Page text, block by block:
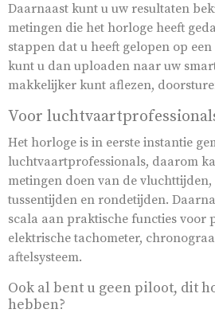
Daarnaast kunt u uw resultaten
metingen die het horloge heeft
stappen dat u heeft gelopen op
kunt u dan uploaden naar uw
makkelijker kunt aflezen,
Voor
Het horloge is in eerste instantie
luchtvaartprofessionals, daarom
metingen doen van de
tussentijden en rondetijden.
scala aan praktische functies voor
elektrische tachometer,
aftelsysteem.
Ook al bent u geen piloot, dit
hebben?